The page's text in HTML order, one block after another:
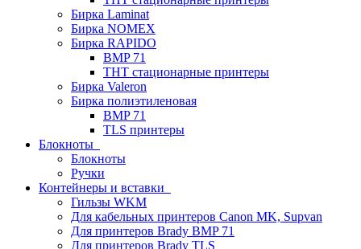
Бирка Laminat
Бирка NOMEX
Бирка RAPIDO
BMP 71
THT стационарные принтеры
Бирка Valeron
Бирка полиэтиленовая
BMP 71
TLS принтеры
Блокноты
Блокноты
Ручки
Контейнеры и вставки
Гильзы WKM
Для кабельных принтеров Canon MK, Supvan
Для принтеров Brady BMP 71
Для принтеров Brady TLS